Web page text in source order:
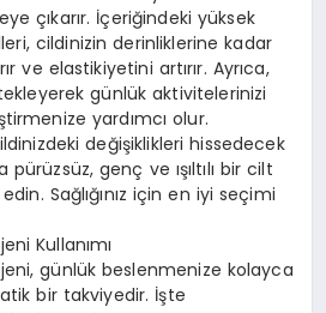
çıkarır. İçeriğindeki yüksek
cildinizin derinliklerine kadar
ve elastikiyetini artırır. Ayrıca,
günlük aktivitelerinizi
yardımcı olur.
değişiklikleri hissedecek
genç ve ışıltılı bir cilt
Sağlığınız için en iyi seçimi
Kullanımı
günlük beslenmenize kolayca
bir takviyedir. İşte